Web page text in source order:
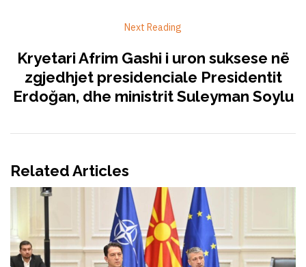
Next Reading
Kryetari Afrim Gashi i uron suksese në
zgjedhjet presidenciale Presidentit
Erdoğan, dhe ministrit Suleyman Soylu
Related Articles